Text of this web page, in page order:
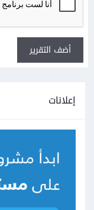
أضف التقرير
إعلانات